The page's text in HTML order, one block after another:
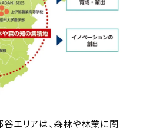
エリアは、森林や林業に関